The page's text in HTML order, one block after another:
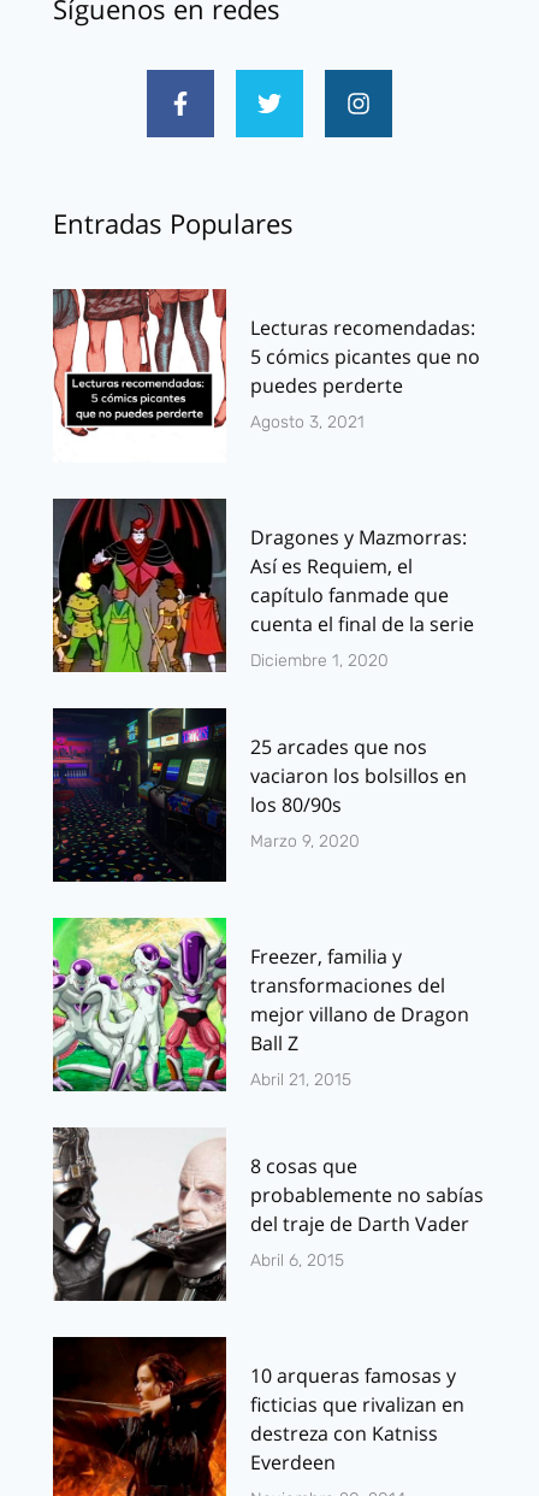
Síguenos en redes
Entradas Populares
Lecturas recomendadas:
5 cómics picantes que no
puedes perderte
Agosto 3, 2021
Dragones y Mazmorras:
Así es Requiem, el
capítulo fanmade que
cuenta el final de la serie
Diciembre 1, 2020
25 arcades que nos
vaciaron los bolsillos en
los 80/90s
Marzo 9, 2020
Freezer, familia y
transformaciones del
mejor villano de Dragon
Ball Z
Abril 21, 2015
8 cosas que
probablemente no sabías
del traje de Darth Vader
Abril 6, 2015
10 arqueras famosas y
ficticias que rivalizan en
destreza con Katniss
Everdeen